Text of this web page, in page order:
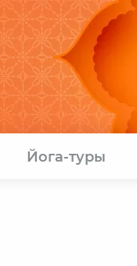
Йога-туры